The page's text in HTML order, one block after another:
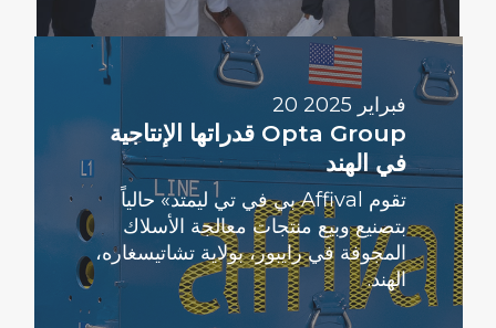
20 فبراير 2025
Opta Group قدراتها الإنتاجية
في الهند
تقوم Affival بي في تي ليمتد» حالياً
بتصنيع وبيع منتجات معالجة الأسلاك
المجوفة في رايبور، بولاية تشاتيسغاره،
الهند.